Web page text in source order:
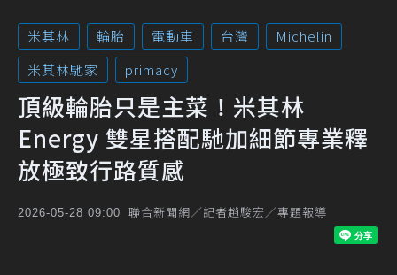
米其林 輪胎 電動車 台灣
Michelin
米其林馳家
primacy
頂級輪胎只是主菜！米其林
Energy 雙星搭配馳加細節專業釋
放極致行路質感
2026-05-28 09:00 聯合新聞網／記者趙駿宏／專題報導